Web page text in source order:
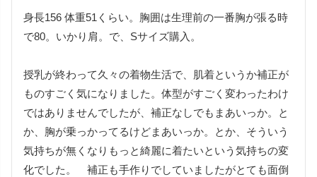
身長156 体重51くらい。胸囲は生理前の一番胸が張る時
で80。いかり肩。で、Sサイズ購入。
授乳が終わって久々の着物生活で、肌着というか補正が
ものすごく気になりました。体型がすごく変わったわけ
ではありませんでしたが、補正なしでもまあいっか。と
か、胸が乗っかってるけどまあいっか。とか、そういう
気持ちが無くなりもっと綺麗に着たいという気持ちの変
化でした。　補正も手作りでしていましたがとても面倒